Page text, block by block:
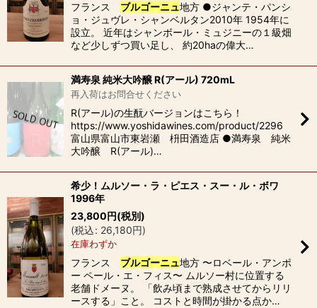
フランス ブルゴーニュ地方 ●ジャンテ・パンシ
ョ・ジュヴレ・シャンベルタン2010年 1954年に
設立。 近年はシャンボール・ミュジニーの１級畑
など少しずつ買い足し、 約20haの偉大…
満寿泉 純米大吟醸 R(アール) 720mL
再入荷はお問合せください
R(アール)の生酛バージョンはこちら！
https://www.yoshidawines.com/product/2296
富山県富山市東岩瀬 枡田酒造店 ●満寿泉 純米
大吟醸 R(アール)…
希少！ムルソー・ラ・ピエス・スー・ル・ボワ
1996年
23,800円(税別)
(税込: 26,180円)
在庫わずか
フランス ブルゴーニュ地方 〜ロベール・アンポ
ー ペール・エ・フィス〜 ムルソー村に位置する
老舗ドメーヌ。 「飲み頃まで熟成させてからリリ
ースする」こと。 コストと時間が掛かる点か…